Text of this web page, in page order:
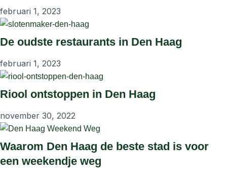
februari 1, 2023
De oudste restaurants in Den Haag
februari 1, 2023
Riool ontstoppen in Den Haag
november 30, 2022
Waarom Den Haag de beste stad is voor
een weekendje weg